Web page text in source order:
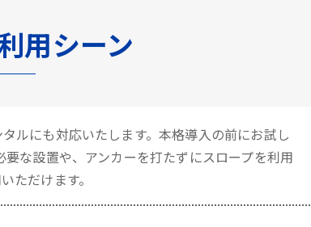
用シーン
ルにも対応いたします。本格導入の前にお試し
な設置や、アンカーを打たずにスロープを利用
ただけます。